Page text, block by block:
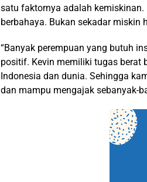
satu faktornya adalah
berbahaya. Bukan sekadar
“Banyak perempuan yang butuh
positif. Kevin memiliki tugas berat
Indonesia dan dunia. Sehingga
dan mampu mengajak sebanyak-